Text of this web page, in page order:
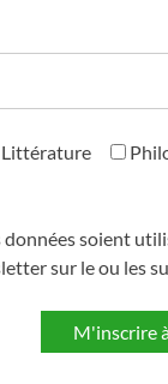
Littérature
données soient
sur le ou les